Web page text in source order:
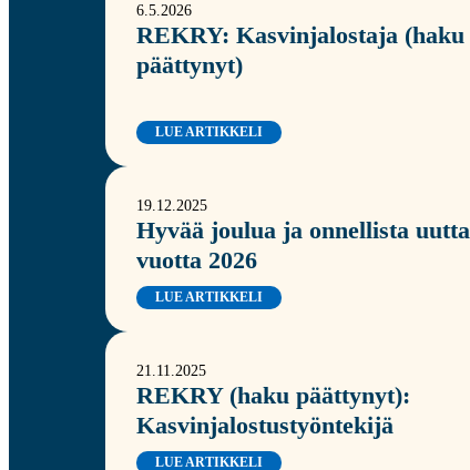
6.5.2026
REKRY: Kasvinjalostaja (haku
päättynyt)
LUE ARTIKKELI
19.12.2025
Hyvää joulua ja onnellista uutta
vuotta 2026
LUE ARTIKKELI
21.11.2025
REKRY (haku päättynyt):
Kasvinjalostustyöntekijä
LUE ARTIKKELI